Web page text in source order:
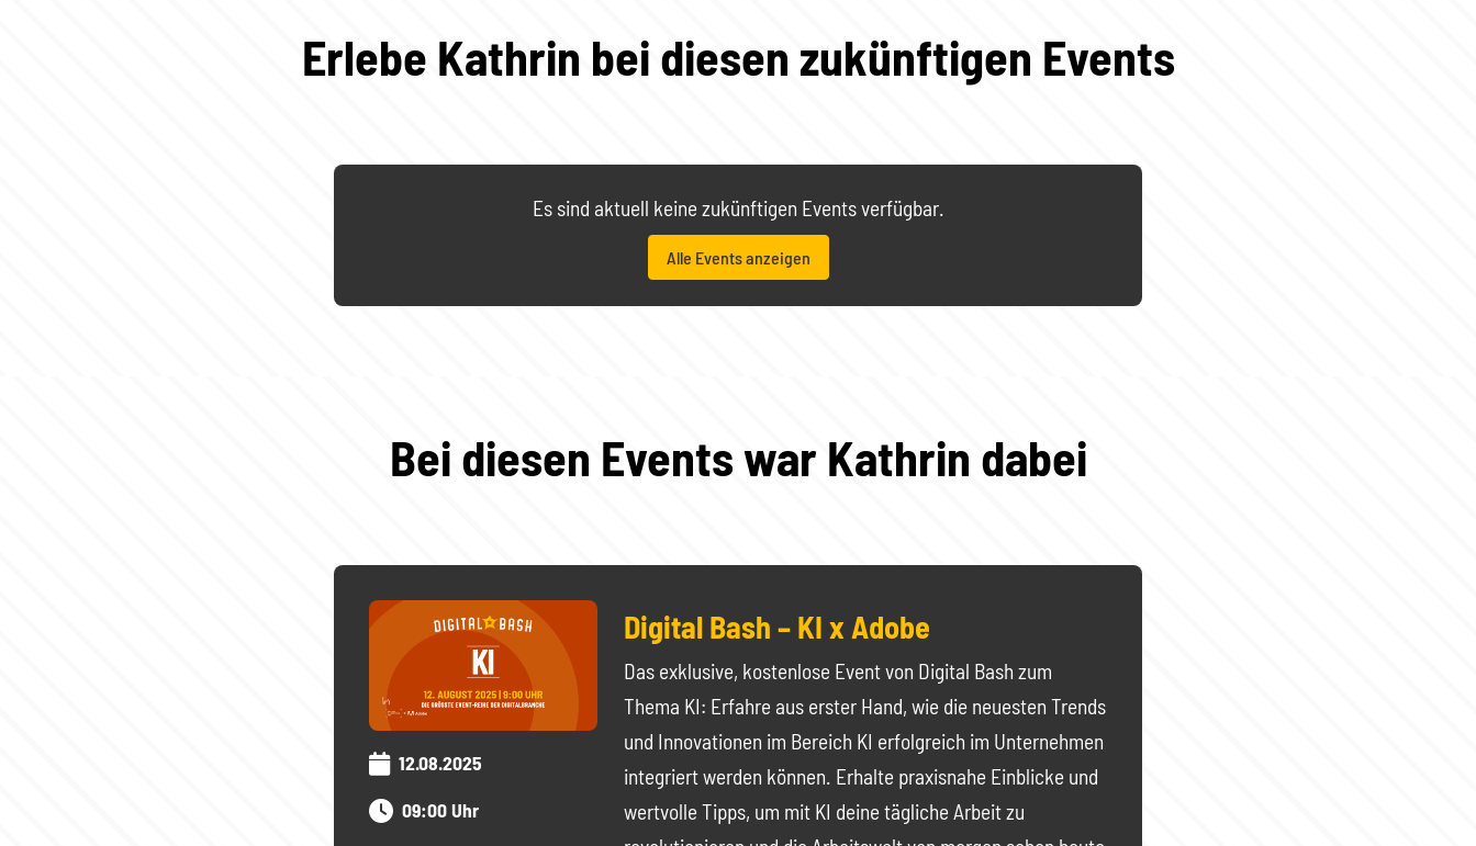
Erlebe Kathrin bei diesen zukünftigen Events
Es sind aktuell keine zukünftigen Events verfügbar.
Alle Events anzeigen
Bei diesen Events war Kathrin dabei
12.08.2025
09:00 Uhr
Digital Bash – KI x Adobe
Das exklusive, kostenlose Event von Digital Bash zum
Thema KI: Erfahre aus erster Hand, wie die neuesten Trends
und Innovationen im Bereich KI erfolgreich im Unternehmen
integriert werden können. Erhalte praxisnahe Einblicke und
wertvolle Tipps, um mit KI deine tägliche Arbeit zu